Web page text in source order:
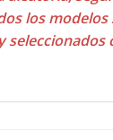
los modelos
seleccionados